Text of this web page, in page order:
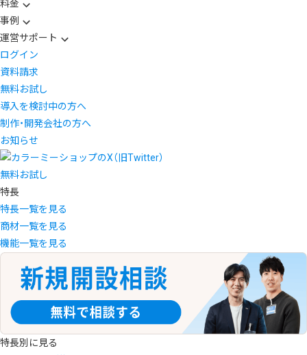
料金
事例
運営サポート
ログイン
資料請求
無料お試し
導入を検討中の方へ
制作・開発会社の方へ
お知らせ
無料お試し
特長
特長一覧を見る
商材一覧を見る
機能一覧を見る
特長別に見る